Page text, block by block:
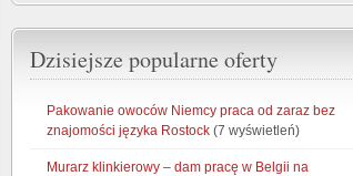
Dzisiejsze popularne oferty
Pakowanie owoców Niemcy praca od zaraz bez
znajomości języka Rostock (7 wyświetleń)
Murarz klinkierowy – dam pracę w Belgii na